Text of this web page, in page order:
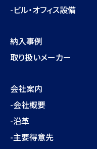
-ビル・オフィス設備
納入事例
取り扱いメーカー
会社案内
-会社概要
-沿革
-主要得意先